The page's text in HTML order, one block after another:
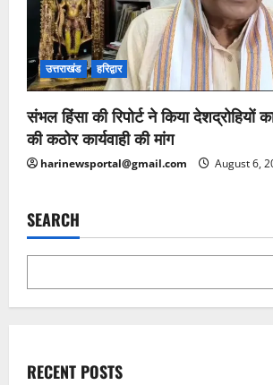
उत्तराखंड हरिद्वार
संभल हिंसा की रिपोर्ट ने किया देशद्रोहियों
की कठोर कार्यवाही की मांग
harinewsportal@gmail.com August 6,
SEARCH
RECENT POSTS